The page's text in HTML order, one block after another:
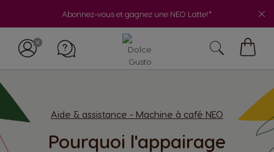
Abonnez-vous et gagnez une NEO Latte!*
Aide & assistance - Machine à café NEO
Pourquoi l'appairage